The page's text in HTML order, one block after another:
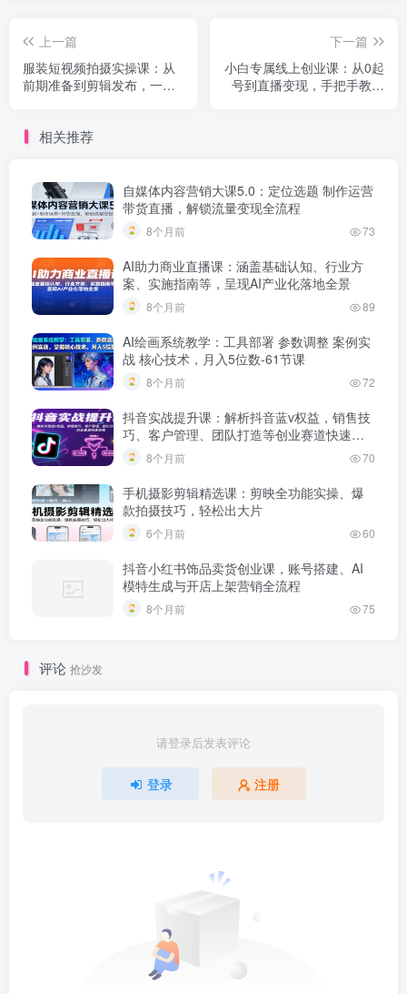
上一篇
服装短视频拍摄实操课：从
前期准备到剪辑发布，一站
下一篇
小白专属线上创业课：从0起
号到直播变现，手把手教你
相关推荐
自媒体内容营销大课5.0：定位选题 制作运营
带货直播，解锁流量变现全流程
8个月前 73
AI助力商业直播课：涵盖基础认知、行业方
案、实施指南等，呈现AI产业化落地全景
8个月前 89
AI绘画系统教学：工具部署 参数调整 案例实
战 核心技术，月入5位数-61节课
8个月前 72
抖音实战提升课：解析抖音蓝v权益，销售技
巧、客户管理、团队打造等创业赛道快速突
围
8个月前 70
手机摄影剪辑精选课：剪映全功能实操、爆
款拍摄技巧，轻松出大片
6个月前 60
抖音小红书饰品卖货创业课，账号搭建、AI
模特生成与开店上架营销全流程
8个月前 75
评论 抢沙发
请登录后发表评论
登录 注册